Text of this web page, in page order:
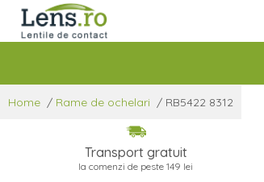
Home / Rame de ochelari / RB5422 8312
Transport gratuit
la comenzi de peste 149 lei